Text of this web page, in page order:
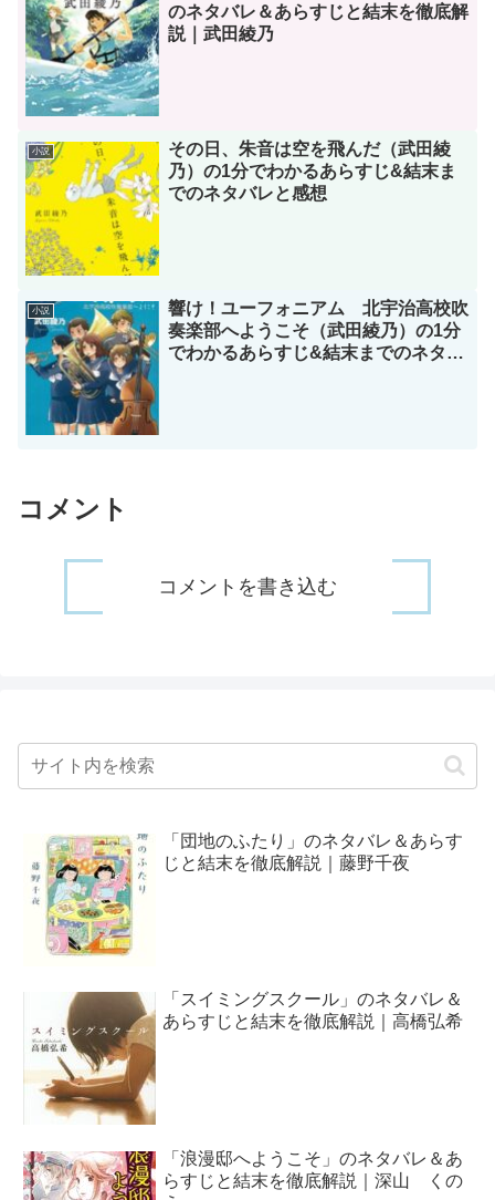
のネタバレ＆あらすじと結末を徹底解
説｜武田綾乃
小説
その日、朱音は空を飛んだ（武田綾
乃）の1分でわかるあらすじ&結末ま
でのネタバレと感想
小説
響け！ユーフォニアム 北宇治高校吹
奏楽部へようこそ（武田綾乃）の1分
でわかるあらすじ&結末までのネタバ
コメント
コメントを書き込む
「団地のふたり」のネタバレ＆あらす
じと結末を徹底解説｜藤野千夜
「スイミングスクール」のネタバレ＆
あらすじと結末を徹底解説｜高橋弘希
「浪漫邸へようこそ」のネタバレ＆あ
らすじと結末を徹底解説｜深山 くの